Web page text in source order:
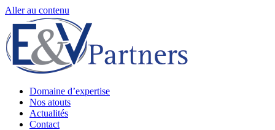
Aller au contenu
Domaine d’expertise
Nos atouts
Actualités
Contact